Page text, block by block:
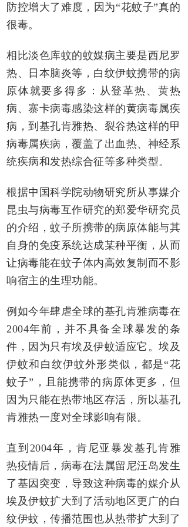
防控增大了难度，因为“花蚊子”真的
很毒。
相比淡色库蚊的蚊媒病主要是西尼罗
热、日本脑炎等，白纹伊蚊携带的病
原体就要多得多：从登革热、黄热
病、寨卡病毒感染这样的黄病毒属疾
病，到基孔肯雅热、裂谷热这样的甲
病毒属疾病，覆盖了出血热、神经系
统疾病和发热综合征等多种类型。
根据中国科学院动物研究所从事媒介
昆虫与病毒互作研究的郑爱华研究员
的介绍，蚊子所携带的病原体能与其
自身的免疫系统达成某种平衡，从而
让病毒能在蚊子体内高效复制而不影
响宿主的生理功能。
例如今年肆虐全球的基孔肯雅病毒在
2004年前，并不具备全球暴发的条
件，因为只有埃及伊蚊适应它。埃及
伊蚊和白纹伊蚊外形类似，都是“花
蚊子”，且能携带的病原体更多，但
因为只能在热带地区存活，所以基孔
肯雅热一度对全球影响有限。
直到2004年，肯尼亚暴发基孔肯雅
热疫情后，病毒在法属留尼汪岛发生
了基因突变，导致这种病毒的媒介从
埃及伊蚊扩大到了活动地区更广的白
纹伊蚊，传播范围也从热带扩大到了